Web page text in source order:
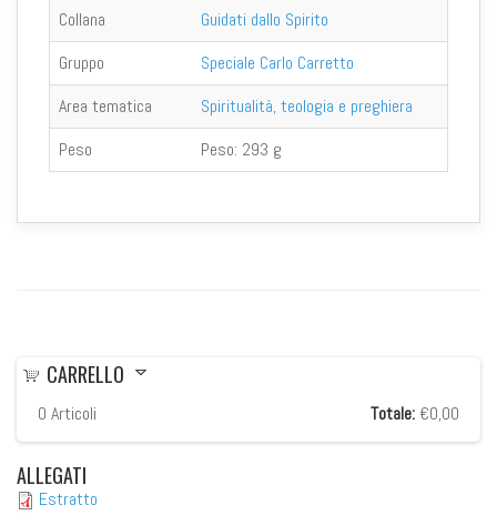
Collana
Guidati dallo Spirito
Gruppo
Speciale Carlo Carretto
Area tematica
Spiritualità, teologia e preghiera
Peso
Peso: 293 g
CARRELLO
0 Articoli Totale: €0,00
ALLEGATI
Estratto